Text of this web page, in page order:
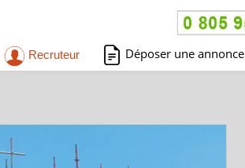
Recruteur Déposer une annonce